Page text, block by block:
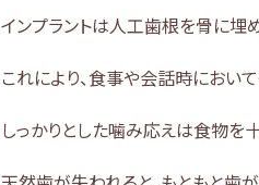
インプラントは人工歯根を骨に埋
これにより、食事や会話時におい
しっかりとした噛み応えは食物を